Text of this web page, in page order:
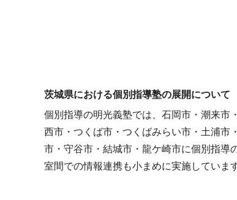
茨城県における個別指導塾の展開について
個別指導の明光義塾では、石岡市・潮来市
西市・つくば市・つくばみらい市・土浦市
市・守谷市・結城市・龍ケ崎市に個別指導
室間での情報連携も小まめに実施しています